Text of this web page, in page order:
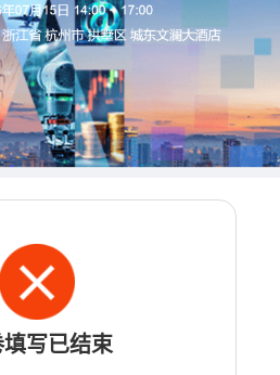
填写已结束